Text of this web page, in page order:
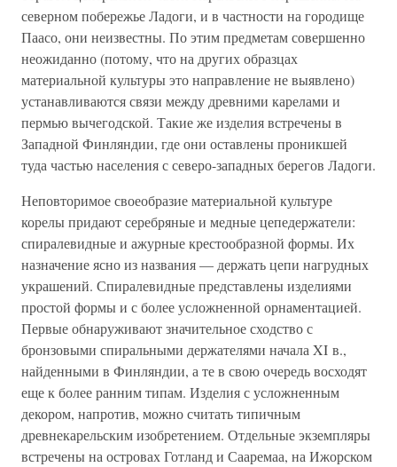
северном побережье Ладоги, и в частности на городище
Паасо, они неизвестны. По этим предметам совершенно
неожиданно (потому, что на других образцах
материальной культуры это направление не выявлено)
устанавливаются связи между древними карелами и
пермью вычегодской. Такие же изделия встречены в
Западной Финляндии, где они оставлены проникшей
туда частью населения с северо-западных берегов Ладоги.
Неповторимое своеобразие материальной культуре
корелы придают серебряные и медные цепедержатели:
спиралевидные и ажурные крестообразной формы. Их
назначение ясно из названия — держать цепи нагрудных
украшений. Спиралевидные представлены изделиями
простой формы и с более усложненной орнаментацией.
Первые обнаруживают значительное сходство с
бронзовыми спиральными держателями начала XI в.,
найденными в Финляндии, а те в свою очередь восходят
еще к более ранним типам. Изделия с усложненным
декором, напротив, можно считать типичным
древнекарельским изобретением. Отдельные экземпляры
встречены на островах Готланд и Сааремаа, на Ижорском